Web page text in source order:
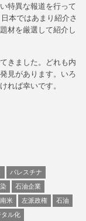
特異な報道を行って
本ではあまり紹介さ
材を厳選して紹介し
きました。どれも内
見があります。いろ
れば幸いです。
パレスチナ
石油企業
米 左派政権
石油
ル化